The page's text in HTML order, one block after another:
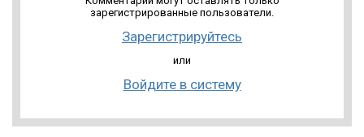
зарегистрированные пользователи.
Зарегистрируйтесь
или
Войдите в систему